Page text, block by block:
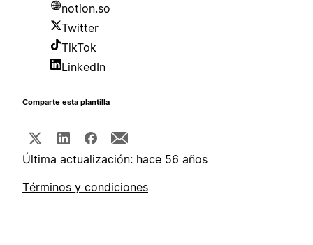
notion.so
Twitter
TikTok
LinkedIn
Comparte esta plantilla
Última actualización: hace 56 años
Términos y condiciones